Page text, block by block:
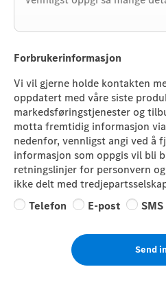
Forbrukerinformasjon
Vi vil gjerne holde kontakten
oppdatert med våre siste
markedsføringstjenester og
motta fremtidig informasjon
nedenfor, vennligst angi ved å
informasjon som oppgis vil bli
retningslinjer for personvern
ikke delt med
Telefon
E-post SMS
Send